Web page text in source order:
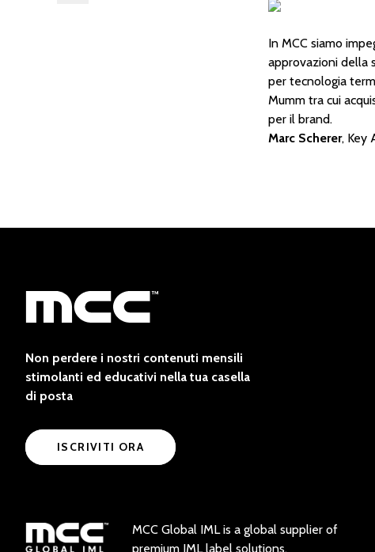
In MCC siamo
approvazioni della
per tecnologia
Mumm tra cui
per il brand.
Marc Scherer, Key
Non perdere i nostri contenuti mensili
stimolanti ed educativi nella tua casella
di posta
ISCRIVITI ORA
MCC Global IML is a global supplier of
premium IML label solutions.